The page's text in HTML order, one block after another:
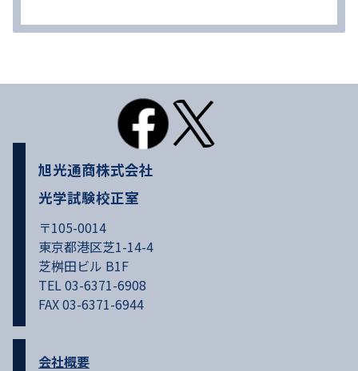
旭光通商株式会社
光学試験校正室
〒105-0014
東京都港区芝1-14-4
芝桝田ビル B1F
TEL 03-6371-6908
FAX 03-6371-6944
会社概要